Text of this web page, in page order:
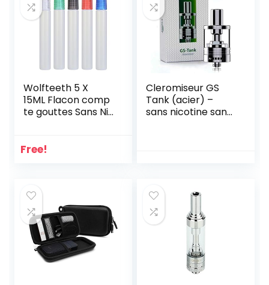
Wolfteeth 5 X
15ML Flacon comp
te gouttes Sans Ni
Free!
Cleromiseur GS
Tank (acier) –
sans nicotine sans